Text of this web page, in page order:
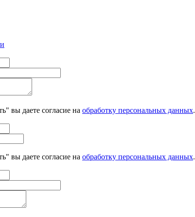
вы даете согласие на обработку персональных данных.
вы даете согласие на обработку персональных данных.